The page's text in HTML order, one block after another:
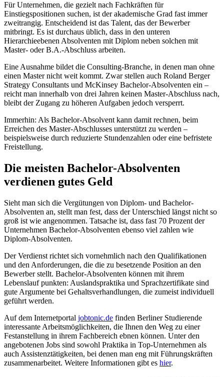
Für Unternehmen, die gezielt nach Fachkräften für
Einstiegspositionen suchen, ist der akademische Grad fast immer
zweitrangig. Entscheidend ist das Talent, das der Bewerber
mitbringt. Es ist durchaus üblich, dass in den unteren
Hierarchieebenen Absolventen mit Diplom neben solchen mit
Master- oder B.A.-Abschluss arbeiten.
Eine Ausnahme bildet die Consulting-Branche, in denen man ohne
einen Master nicht weit kommt. Zwar stellen auch Roland Berger
Strategy Consultants und McKinsey Bachelor-Absolventen ein –
reicht man innerhalb von drei Jahren keinen Master-Abschluss nach,
bleibt der Zugang zu höheren Aufgaben jedoch versperrt.
Immerhin: Als Bachelor-Absolvent kann damit rechnen, beim
Erreichen des Master-Abschlusses unterstützt zu werden –
beispielsweise durch reduzierte Stundenzahlen oder eine befristete
Freistellung.
Die meisten Bachelor-Absolventen
verdienen gutes Geld
Sieht man sich die Vergütungen von Diplom- und Bachelor-
Absolventen an, stellt man fest, dass der Unterschied längst nicht so
groß ist wie angenommen. Tatsache ist, dass fast 70 Prozent der
Unternehmen Bachelor-Absolventen ebenso viel zahlen wie
Diplom-Absolventen.
Der Verdienst richtet sich vornehmlich nach den Qualifikationen
und den Anforderungen, die die zu besetzende Position an den
Bewerber stellt. Bachelor-Absolventen können mit ihrem
Lebenslauf punkten: Auslandspraktika und Sprachzertifikate sind
gute Argumente bei Gehaltsverhandlungen, die zumeist individuell
geführt werden.
Auf dem Internetportal jobtonic.de finden Berliner Studierende
interessante Arbeitsmöglichkeiten, die Ihnen den Weg zu einer
Festanstellung in ihrem Fachbereich ebnen können. Unter den
angebotenen Jobs sind sowohl Praktika in Top-Unternehmen als
auch Assistenztätigkeiten, bei denen man eng mit Führungskräften
zusammenarbeitet. Weitere Informationen gibt es hier.